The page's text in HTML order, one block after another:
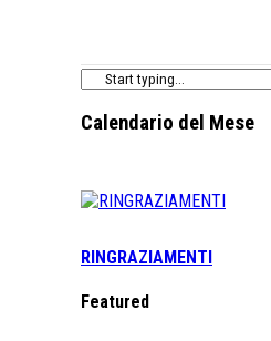
Calendario del Mese
RINGRAZIAMENTI
Featured